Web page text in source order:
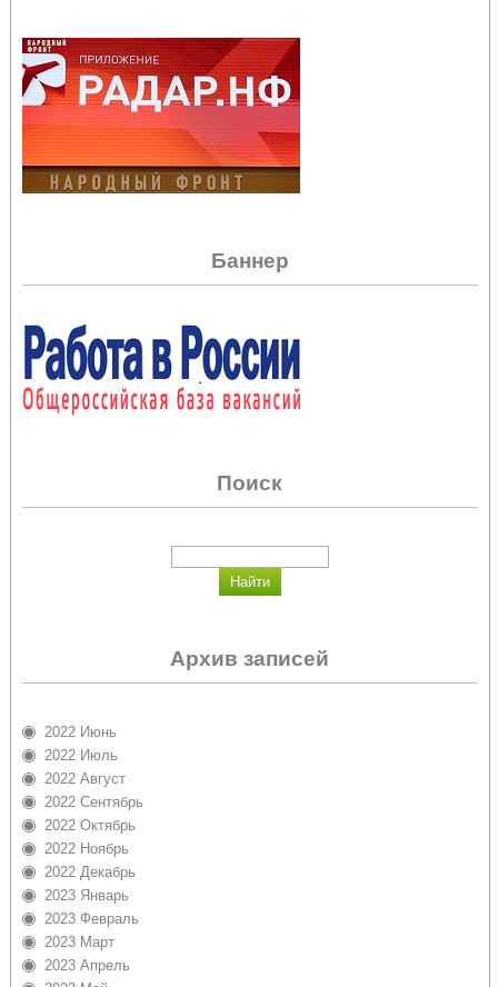
Баннер
Поиск
Архив записей
2022 Июнь
2022 Июль
2022 Август
2022 Сентябрь
2022 Октябрь
2022 Ноябрь
2022 Декабрь
2023 Январь
2023 Февраль
2023 Март
2023 Апрель